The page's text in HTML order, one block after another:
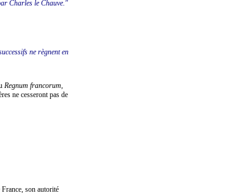
Charles le Chauve."
ne règnent en
Regnum francorum
ne cesseront pas de
son autorité